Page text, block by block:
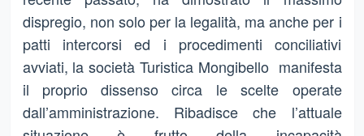
dispregio, non solo per la legalità, ma anche per i
patti intercorsi ed i procedimenti conciliativi
avviati, la società Turistica Mongibello manifesta
il proprio dissenso circa le scelte operate
dall’amministrazione. Ribadisce che l’attuale